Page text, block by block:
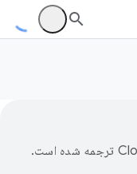
ترجمه شده است.